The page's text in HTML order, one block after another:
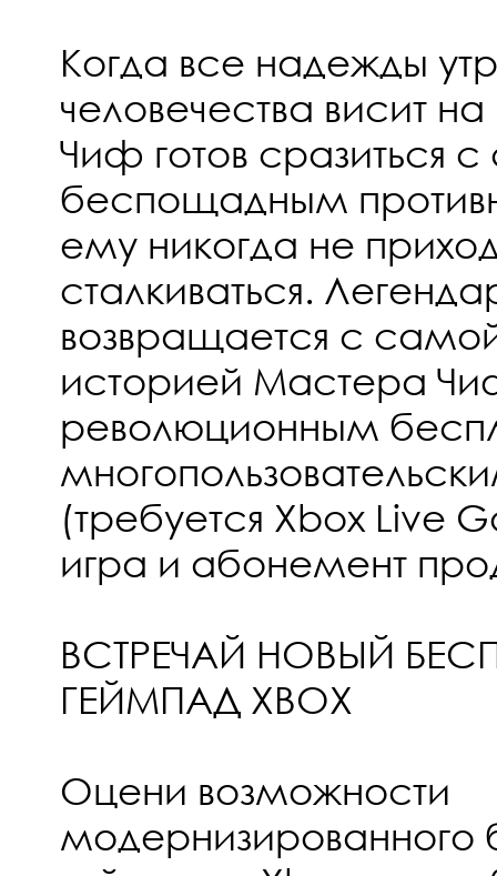
Когда все надежды
человечества висит
Чиф готов сразиться
беспощадным
ему никогда не
сталкиваться.
возвращается с
историей Мастера
революционным
(требуется Xbox Live
игра и абонемент
ВСТРЕЧАЙ НОВЫЙ
ГЕЙМПАД XBOX
Оцени возможности
модернизированного